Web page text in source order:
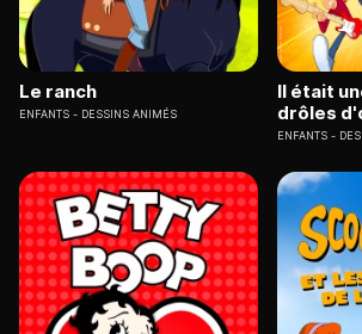
Le ranch
ENFANTS DESSINS ANIMÉS
Il était
drôles
ENFANTS